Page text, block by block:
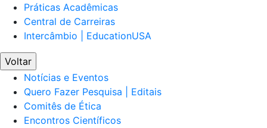
Práticas Acadêmicas
Central de Carreiras
Intercâmbio | EducationUSA
Voltar
Notícias e Eventos
Quero Fazer Pesquisa | Editais
Comitês de Ética
Encontros Científicos